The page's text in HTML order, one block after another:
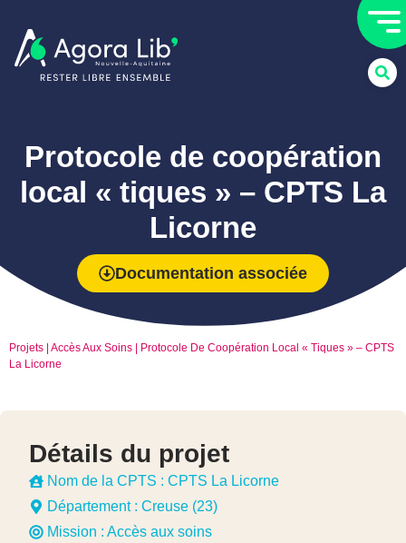
Protocole de coopération
local « tiques » – CPTS La
Licorne
Documentation associée
Projets | Accès Aux Soins | Protocole De Coopération Local « Tiques » – CPTS
La Licorne
Détails du projet
Nom de la CPTS : CPTS La Licorne
Département : Creuse (23)
Mission : Accès aux soins